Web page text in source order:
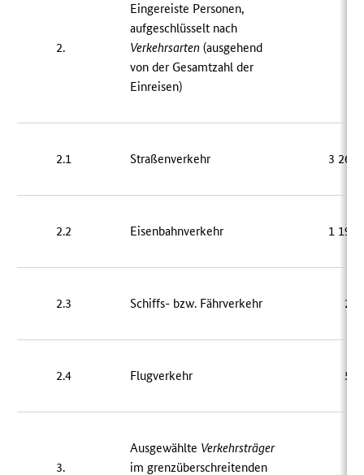
2.
Eingereiste Personen,
aufgeschlüsselt nach
Verkehrsarten (ausgehend
von der Gesamtzahl der
Einreisen)
2.1 Straßenverkehr 3 263
2.2 Eisenbahnverkehr 1 193
2.3 Schiffs- bzw. Fährverkehr 23
2.4 Flugverkehr 51
3.
Ausgewählte Verkehrsträger
im grenzüberschreitenden